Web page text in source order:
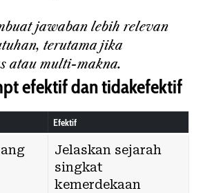
jawaban lebih relevan
terutama jika
atau multi-makna.
efektif dan tidakefektif
Efektif
Jelaskan sejarah
singkat
kemerdekaan